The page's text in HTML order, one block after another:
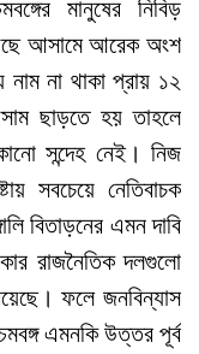
মানুষের নিবিড়
আসামে আরেক অংশ
নাম না থাকা প্রায় ১২
ছাড়তে হয় তাহলে
সন্দেহ নেই। নিজ
সবচেয়ে নেতিবাচক
বিতাড়নের এমন দাবি
রাজনৈতিক দলগুলো
ফলে জনবিন্যাস
এমনকি উত্তর পূর্ব